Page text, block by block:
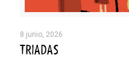
8 junio, 2026
TRIADAS